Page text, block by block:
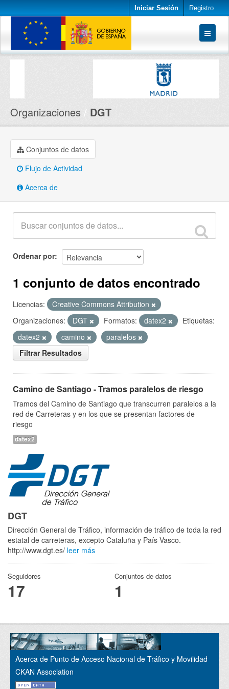
Iniciar Sesión Registro
Conjuntos de datos
Organizaciones DGT
Conjuntos de datos
Flujo de Actividad
Acerca de
Ordenar por
1 conjunto de datos encontrado
Licencias:
Creative Commons Attribution
Organizaciones:
DGT Formatos: datex2
Etiquetas:
datex2
camino
paralelos
Filtrar Resultados
Camino de Santiago - Tramos paralelos de riesgo
Tramos del Camino de Santiago que transcurren paralelos a la
red de Carreteras y en los que se presentan factores de
riesgo
datex2
DGT
Dirección General de Tráfico, información de tráfico de toda la red
estatal de carreteras, excepto Cataluña y País Vasco.
http://www.dgt.es/ leer más
Seguidores
17
Conjuntos de datos
1
Acerca de Punto de Acceso Nacional de Tráfico y Movilidad
CKAN Association